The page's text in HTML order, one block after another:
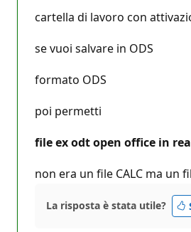
cartella di lavoro con
se vuoi salvare in ODS
formato ODS
poi permetti
file ex odt open office in
non era un file CALC ma un
La risposta è stata utile?